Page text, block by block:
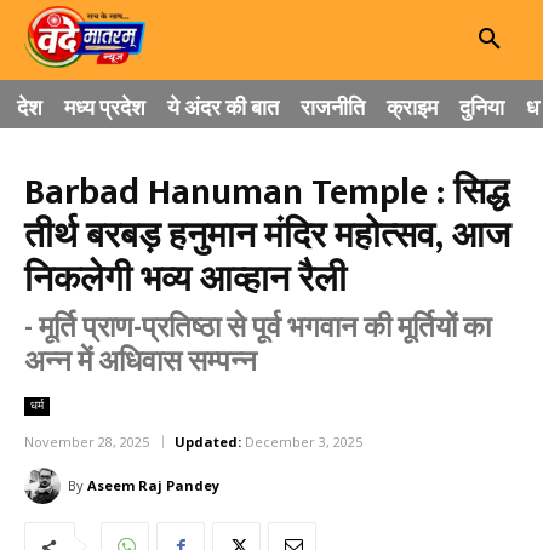
देश मध्य प्रदेश ये अंदर की बात राजनीति क्राइम दुनिया
Barbad Hanuman Temple : सिद्ध
तीर्थ बरबड़ हनुमान मंदिर महोत्सव, आज
निकलेगी भव्य आव्हान रैली
- मूर्ति प्राण-प्रतिष्ठा से पूर्व भगवान की मूर्तियों का
अन्न में अधिवास सम्पन्न
धर्म
November 28, 2025 Updated: December 3, 2025
By Aseem Raj Pandey